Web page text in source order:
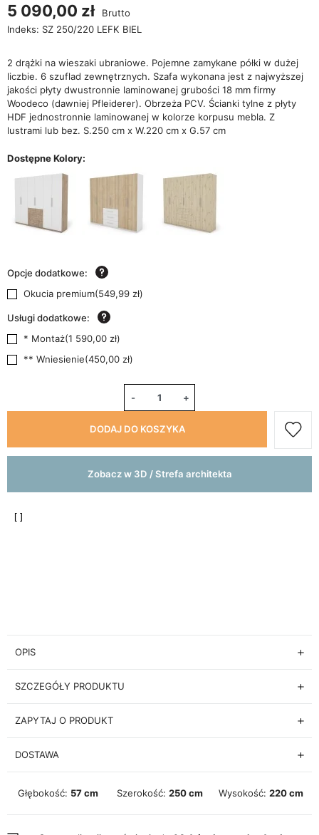
5 090,00 zł
Brutto
Indeks: SZ 250/220 LEFK BIEL
2 drążki na wieszaki ubraniowe. Pojemne zamykane półki w dużej
liczbie. 6 szuflad zewnętrznych. Szafa wykonana jest z najwyższej
jakości płyty dwustronnie laminowanej grubości 18 mm firmy
Woodeco (dawniej Pfleiderer). Obrzeża PCV. Ścianki tylne z płyty
HDF jednostronnie laminowanej w kolorze korpusu mebla. Z
lustrami lub bez. S.250 cm x W.220 cm x G.57 cm
Dostępne Kolory:
Opcje dodatkowe:
Okucia premium(549,99 zł)
Usługi dodatkowe:
* Montaż(1 590,00 zł)
** Wniesienie(450,00 zł)
- +
DODAJ DO KOSZYKA
Zobacz w 3D / Strefa architekta
OPIS
SZCZEGÓŁY PRODUKTU
ZAPYTAJ O PRODUKT
DOSTAWA
Głębokość: 57 cm Szerokość: 250 cm Wysokość:220 cm